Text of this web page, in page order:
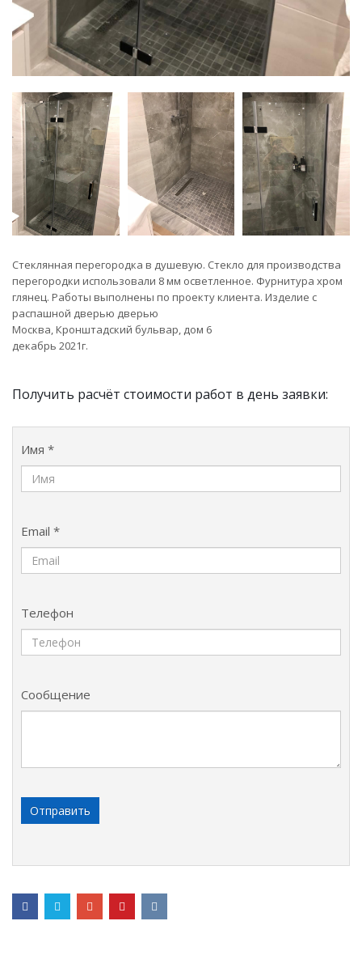
Стеклянная перегородка в душевую. Стекло для производства
перегородки использовали 8 мм осветленное. Фурнитура хром
глянец. Работы выполнены по проекту клиента. Изделие с
распашной дверью дверью
Москва, Кронштадский бульвар, дом 6
декабрь 2021г.
Получить расчёт стоимости работ в день заявки:
Имя *
Email *
Телефон
Сообщение